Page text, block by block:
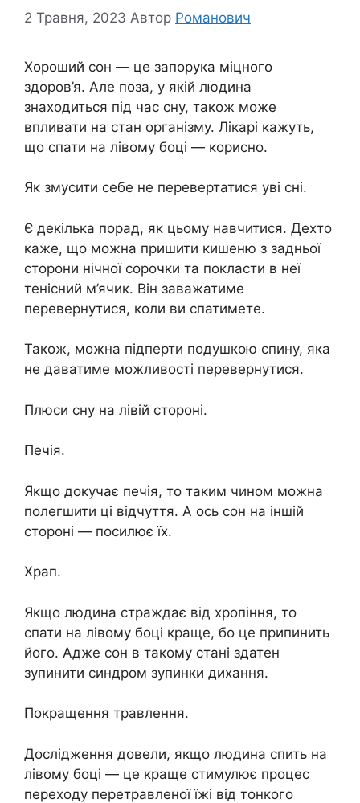
2 Травня, 2023 Автор Романович
Хороший сон — це запорука міцного
здоров’я. Але поза, у якій людина
знаходиться під час сну, також може
впливати на стан організму. Лікарі кажуть,
що спати на лівому боці — корисно.
Як змусити себе не перевертатися уві сні.
Є декілька порад, як цьому навчитися. Дехто
каже, що можна пришити кишеню з задньої
сторони нічної сорочки та покласти в неї
тенісний м’ячик. Він заважатиме
перевернутися, коли ви спатимете.
Також, можна підперти подушкою спину, яка
не даватиме можливості перевернутися.
Плюси сну на лівій стороні.
Печія.
Якщо докучає печія, то таким чином можна
полегшити ці відчуття. А ось сон на іншій
стороні — посилює їх.
Храп.
Якщо людина страждає від хропіння, то
спати на лівому боці краще, бо це припинить
його. Адже сон в такому стані здатен
зупинити синдром зупинки дихання.
Покращення травлення.
Дослідження довели, якщо людина спить на
лівому боці — це краще стимулює процес
переходу перетравленої їжі від тонкого